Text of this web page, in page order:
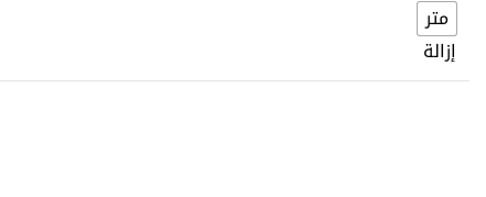
متر
إزالة